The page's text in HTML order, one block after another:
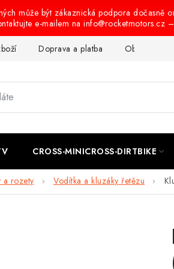
může být zákaznická podpora dočasně
e-mailem na info@rocketmotors.cz
Doprava a platba Obchodní
CROSS-MINICROSS-DIRTBIKE
a rozety Vodítka a kluzáky řetězu